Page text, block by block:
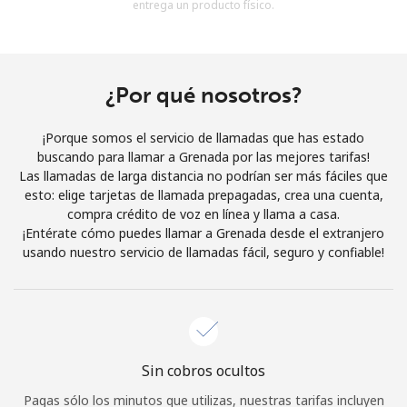
Al abrir una cuenta en este sitio web, estoy de acuerdo con
Únete
¡Hola!
Inicia sesión oREGÍSTRATE →
¿Olvidaste tu contraseña? →
entrega un producto físico.
¿Por qué nosotros?
¡Porque somos el servicio de llamadas que has estado
buscando para llamar a Grenada por las mejores tarifas!
Las llamadas de larga distancia no podrían ser más fáciles que
esto: elige tarjetas de llamada prepagadas, crea una cuenta,
compra crédito de voz en línea y llama a casa.
¡Entérate cómo puedes llamar a Grenada desde el extranjero
usando nuestro servicio de llamadas fácil, seguro y confiable!
Sin cobros ocultos
Pagas sólo los minutos que utilizas, nuestras tarifas incluyen